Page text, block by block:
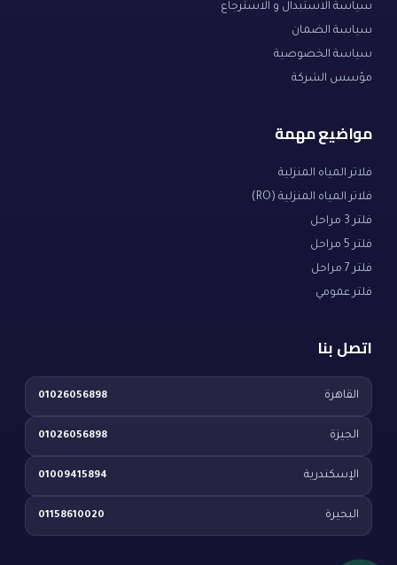
سياسة الاستبدال و الاسترجاع
سياسة الضمان
سياسة الخصوصية
مؤسس الشركة
مواضيع مهمة
فلاتر المياه المنزلية
فلاتر المياه المنزلية (RO)
فلتر 3 مراحل
فلتر 5 مراحل
فلتر 7 مراحل
فلتر عمومي
اتصل بنا
القاهرة 01026056898
الجيزة 01026056898
الإسكندرية 01009415894
البحيرة 01158610020